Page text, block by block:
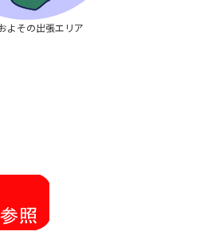
よその出張エリア